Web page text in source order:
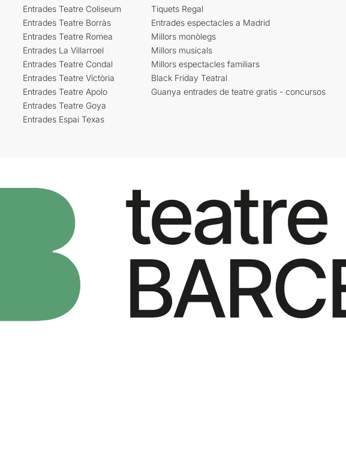
Entrades Teatre Coliseum
Entrades Teatre Borràs
Entrades Teatre Romea
Entrades La Villarroel
Entrades Teatre Condal
Entrades Teatre Victòria
Entrades Teatre Apolo
Entrades Teatre Goya
Entrades Espai Texas
Tiquets Regal
Entrades espectacles a Madrid
Millors monòlegs
Millors musicals
Millors espectacles familiars
Black Friday Teatral
Guanya entrades de teatre gratis - concursos